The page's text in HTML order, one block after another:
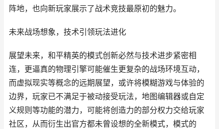
阵地，也向新玩家展示了战术竞技最原初的魅力。
未来战场想象，技术引领玩法进化
展望未来，和平精英的模式创新必然与技术进步紧密相
连，更逼真的物理引擎可能催生更复杂的战场环境互动，
而虚拟现实等概念的远期展望，或许将模糊游戏与体验的
边界，玩家已不满足于被动接受玩法，地图编辑器或自定
义规则等功能的潜力，可能将创造力的部分权力交给玩家
社区，从而衍生出官方都未曾设想的全新模式，模式的